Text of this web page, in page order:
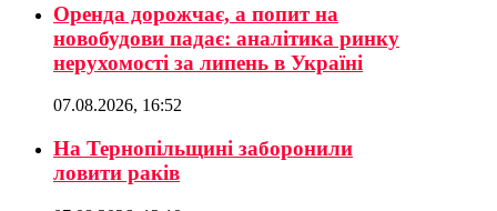
Оренда дорожчає, а попит на
новобудови падає: аналітика ринку
нерухомості за липень в Україні
07.08.2026, 16:52
На Тернопільщині заборонили
ловити раків